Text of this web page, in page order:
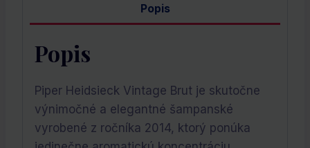
Popis
Popis
Piper Heidsieck Vintage Brut je skutočne
výnimočné a elegantné šampanské
vyrobené z ročníka 2014, ktorý ponúka